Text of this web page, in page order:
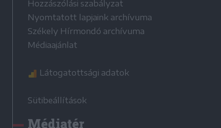
Hozzászólási szabályzat
Nyomtatott lapjaink archívuma
Székely Hírmondó archívuma
Médiaajánlat
Látogatottsági adatok
Sütibeállítások
Médiatér